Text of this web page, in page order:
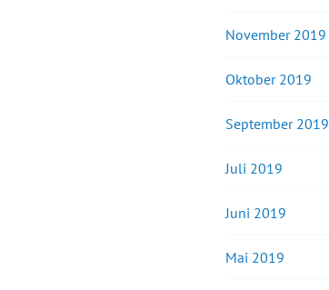
November 2019
Oktober 2019
September 2019
Juli 2019
Juni 2019
Mai 2019